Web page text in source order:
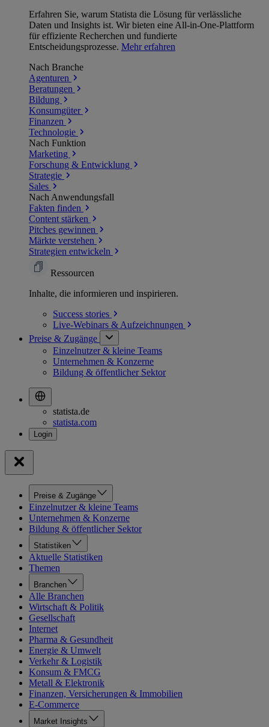
Erfahren Sie, warum Statista die Lösung für verlässliche
Daten und Insights ist. Wir bieten eine All-in-One-Plattform
für effiziente Recherchen und fundierte
Entscheidungsprozesse. Mehr erfahren
Nach Branche
Agenturen
Beratungen
Bildung
Konsumgüter
Finanzen
Technologie
Nach Funktion
Marketing
Forschung & Entwicklung
Strategie
Sales
Nach Anwendungsfall
Fakten finden
Content stärken
Pitches gewinnen
Märkte verstehen
Strategien entwickeln
Ressourcen
Inhalte, die informieren und inspirieren.
Success stories
Live-Webinars & Aufzeichnungen
Preise & Zugänge
Einzelnutzer & kleine Teams
Unternehmen & Konzerne
Bildung & öffentlicher Sektor
statista.de
statista.com
Preise & Zugänge
Einzelnutzer & kleine Teams
Unternehmen & Konzerne
Bildung & öffentlicher Sektor
Statistiken
Aktuelle Statistiken
Themen
Branchen
Alle Branchen
Wirtschaft & Politik
Gesellschaft
Internet
Pharma & Gesundheit
Energie & Umwelt
Verkehr & Logistik
Konsum & FMCG
Metall & Elektronik
Finanzen, Versicherungen & Immobilien
E-Commerce
Market Insights